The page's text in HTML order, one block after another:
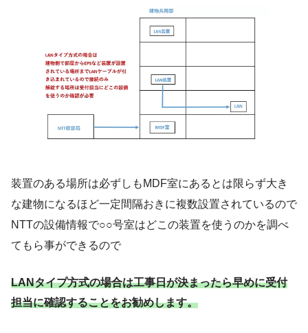
装置のある場所は必ずしもMDF室にあるとは限らず大き
な建物になるほど一定間隔おきに複数設置されているので
NTTの設備情報で○○号室はどこの装置を使うのかを調べ
てもら事ができるので
LANタイプ方式の場合は工事日が決まったら早めに受付
担当に確認することをお勧めします。